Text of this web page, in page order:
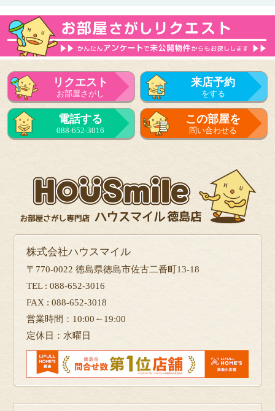
リクエスト
お部屋さがし
来店予約
をする
電話する
088-652-3016
この部屋を
問い合わせる
株式会社ハウスマイル
〒770-0022 徳島県徳島市佐古二番町13-18
TEL : 088-652-3016
FAX : 088-652-3018
営業時間：10:00～19:00
定休日：水曜日